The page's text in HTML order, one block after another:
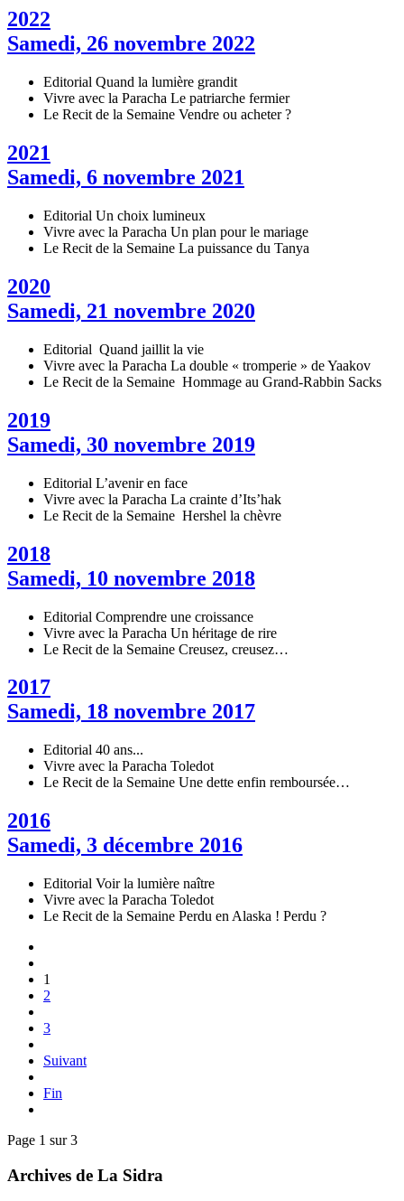
2022
Samedi, 26 novembre 2022
Editorial Quand la lumière grandit
Vivre avec la Paracha Le patriarche fermier
Le Recit de la Semaine Vendre ou acheter ?
2021
Samedi, 6 novembre 2021
Editorial Un choix lumineux
Vivre avec la Paracha Un plan pour le mariage
Le Recit de la Semaine La puissance du Tanya
2020
Samedi, 21 novembre 2020
Editorial Quand jaillit la vie
Vivre avec la Paracha La double « tromperie » de Yaakov
Le Recit de la Semaine Hommage au Grand-Rabbin Sacks
2019
Samedi, 30 novembre 2019
Editorial L’avenir en face
Vivre avec la Paracha La crainte d’Its’hak
Le Recit de la Semaine Hershel la chèvre
2018
Samedi, 10 novembre 2018
Editorial Comprendre une croissance
Vivre avec la Paracha Un héritage de rire
Le Recit de la Semaine Creusez, creusez…
2017
Samedi, 18 novembre 2017
Editorial 40 ans...
Vivre avec la Paracha Toledot
Le Recit de la Semaine Une dette enfin remboursée…
2016
Samedi, 3 décembre 2016
Editorial Voir la lumière naître
Vivre avec la Paracha Toledot
Le Recit de la Semaine Perdu en Alaska ! Perdu ?
1
2
3
Suivant
Fin
Page 1 sur 3
Archives de La Sidra